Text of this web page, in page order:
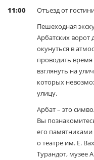
11:00
Отъезд от
Пешеходная
Арбатских
окунуться в
проводить время
взглянуть на
которых
улицу.
Арбат – это
Вы
его памятниками
о театре им. Е.
Турандот, музее